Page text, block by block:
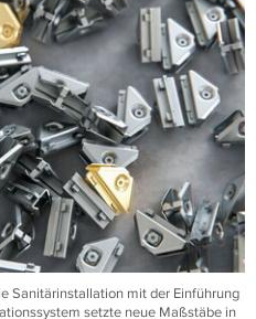
Sanitärinstallation mit der Einführung
setzte neue Maßstäbe in